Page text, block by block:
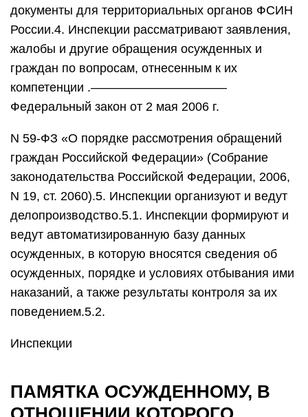
документы для территориальных органов ФСИН
России.4. Инспекции рассматривают заявления,
жалобы и другие обращения осужденных и
граждан по вопросам, отнесенным к их
компетенции .———————————
Федеральный закон от 2 мая 2006 г.
N 59-ФЗ «О порядке рассмотрения обращений
граждан Российской Федерации» (Собрание
законодательства Российской Федерации, 2006,
N 19, ст. 2060).5. Инспекции организуют и ведут
делопроизводство.5.1. Инспекции формируют и
ведут автоматизированную базу данных
осужденных, в которую вносятся сведения об
осужденных, порядке и условиях отбывания ими
наказаний, а также результаты контроля за их
поведением.5.2.
Инспекции
ПАМЯТКА ОСУЖДЕННОМУ, В